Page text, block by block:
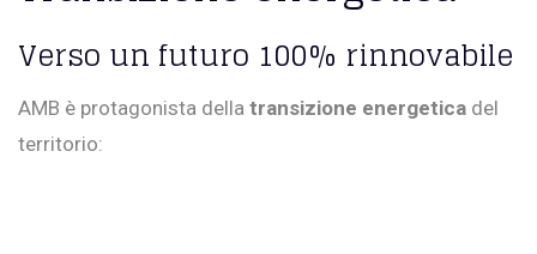
Verso un futuro 100% rinnovabile
AMB è protagonista della transizione energetica del
territorio: